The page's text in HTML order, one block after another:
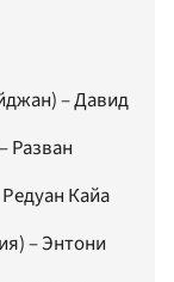
– Давид
Разван
Кайа
– Энтони